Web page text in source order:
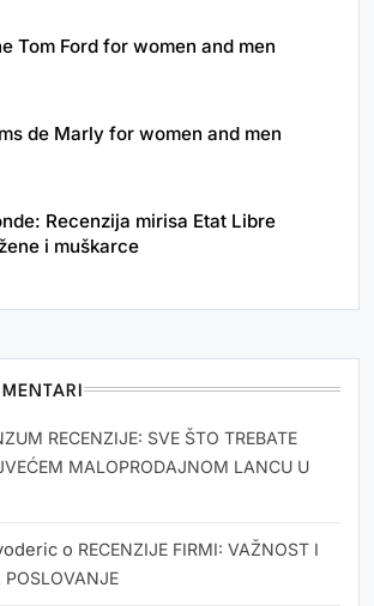
Tom Ford for women and men
de Marly for women and men
Recenzija mirisa Etat Libre
i muškarce
RECENZIJE: SVE ŠTO TREBATE
MALOPRODAJNOM LANCU U
o RECENZIJE FIRMI: VAŽNOST I